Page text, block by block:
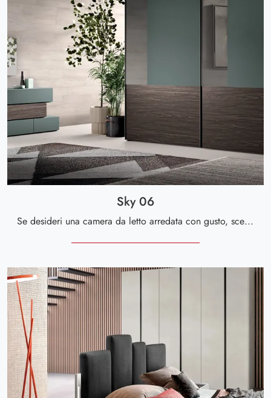
Sky 06
Se desideri una camera da letto arredata con gusto, scegli l'armadio Sky 06 con ante scorrevoli di Spar!